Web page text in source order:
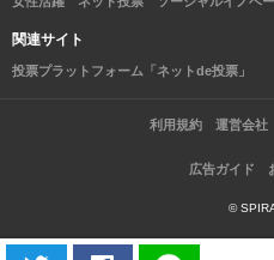
関連サイト
投票プラットフォーム「ネットde投票」
利用規約 運営会社
広告ガイド
©